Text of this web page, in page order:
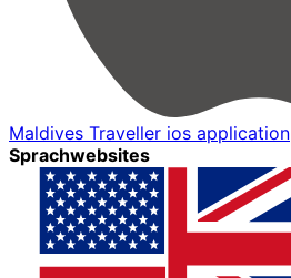
Maldives Traveller ios application
Sprachwebsites